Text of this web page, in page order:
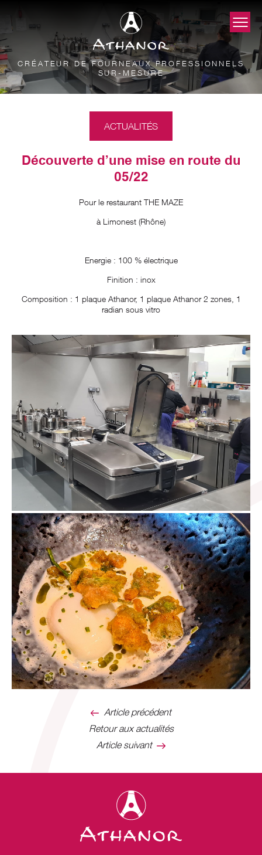
CRÉATEUR DE FOURNEAUX PROFESSIONNELS
SUR-MESURE
ACTUALITÉS
Découverte d’une mise en route du
05/22
Pour le restaurant THE MAZE
à Limonest (Rhône)
Energie : 100 % électrique
Finition : inox
Composition : 1 plaque Athanor, 1 plaque Athanor 2 zones, 1
radian sous vitro
Article précédent
Retour aux actualités
Article suivant